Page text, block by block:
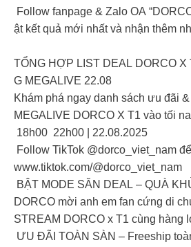
Follow fanpage & Zalo OA
ật kết quả mới nhất và nhận thêm
TỔNG HỢP LIST DEAL DORCO X
G MEGALIVE 22.08
Khám phá ngay danh sách ưu đãi
MEGALIVE DORCO X T1 vào tối
18h00 22h00 | 22.08.2025
Follow TikTok @dorco_viet_nam
www.tiktok.com/@dorco_viet_nam
BẬT MODE SĂN DEAL – QUÀ
DORCO mời anh em fan cứng di
STREAM DORCO x T1 cùng hàng
ƯU ĐÃI TOÀN SÀN – Freeship